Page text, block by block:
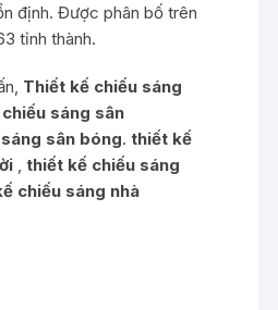
định. Được phân bố trên
tỉnh thành.
Thiết kế chiếu sáng
sáng sân
sân bóng.thiết kế
,thiết kế chiếu sáng
chiếu sáng nhà